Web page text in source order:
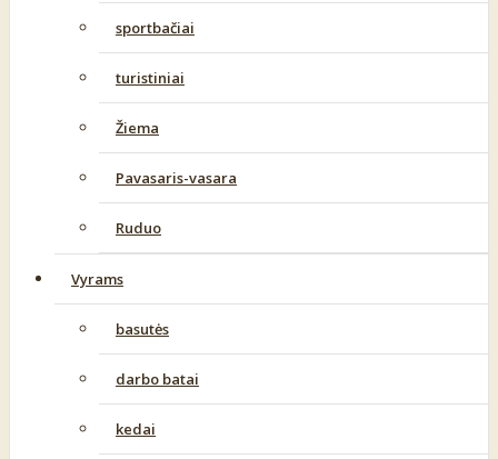
sportbačiai
turistiniai
Žiema
Pavasaris-vasara
Ruduo
Vyrams
basutės
darbo batai
kedai